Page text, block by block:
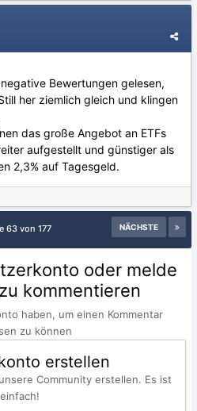
Bewertungen gelesen,
her ziemlich gleich und klingen
das große Angebot an ETFs
aufgestellt und günstiger als
2,3% auf Tagesgeld.
NÄCHSTE
63 von 177
oder melde
kommentieren
haben, um einen Kommentar
zu können
erstellen
Community erstellen. Es ist
einfach!